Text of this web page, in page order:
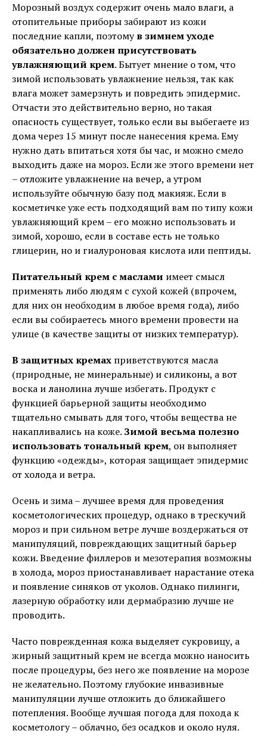
Морозный воздух содержит очень мало влаги, а
отопительные приборы забирают из кожи
последние капли, поэтомув зимнем уходе
обязательно должен присутствовать
увлажняющий крем. Бытует мнение о том, что
зимой использовать увлажнение нельзя, так как
влага может замерзнуть и повредить эпидермис.
Отчасти это действительно верно, но такая
опасность существует, только если вы выбегаете из
дома через 15 минут после нанесения крема. Ему
нужно дать впитаться хотя бы час, и можно смело
выходить даже на мороз. Если же этого времени нет
– отложите увлажнение на вечер, а утром
используйте обычную базу под макияж. Если в
косметичке уже есть подходящий вам по типу кожи
увлажняющий крем – его можно использовать и
зимой, хорошо, если в составе есть не только
глицерин, но и гиалуроновая кислота или пептиды.
Питательный крем с маслами имеет смысл
применять либо людям с сухой кожей (впрочем,
для них он необходим в любое время года), либо
если вы собираетесь много времени провести на
улице (в качестве защиты от низких температур).
В защитных кремах приветствуются масла
(природные, не минеральные) и силиконы, а вот
воска и ланолина лучше избегать. Продукт с
функцией барьерной защиты необходимо
тщательно смывать для того, чтобы вещества не
накапливались на коже. Зимой весьма полезно
использовать тональный крем, он выполняет
функцию «одежды», которая защищает эпидермис
от холода и ветра.
Осень и зима – лучшее время для проведения
косметологических процедур, однако в трескучий
мороз и при сильном ветре лучше воздержаться от
манипуляций, повреждающих защитный барьер
кожи. Введение филлеров и мезотерапия возможны
в холода, мороз приостанавливает нарастание отека
и появление синяков от уколов. Однако пилинги,
лазерную обработку или дермабразию лучше не
проводить.
Часто поврежденная кожа выделяет сукровицу, а
жирный защитный крем не всегда можно наносить
после процедуры, без него же появление на морозе
не желательно. Поэтому глубокие инвазивные
манипуляции лучше отложить до ближайшего
потепления. Вообще лучшая погода для похода к
косметологу – облачно, без осадков и около нуля.